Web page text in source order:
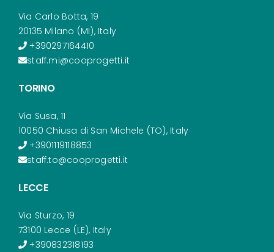
Via Carlo Botta, 19
20135 Milano (MI), Italy
+390297164410
staff.mi@cooprogetti.it
TORINO
Via Susa, 11
10050 Chiusa di San Michele (TO), Italy
+3901119118853
staff.to@cooprogetti.it
LECCE
Via Sturzo, 19
73100 Lecce (LE), Italy
+390832318193